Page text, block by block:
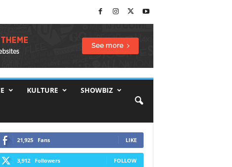
KULTURE SHOWBIZ
21,925 Fans LIKE
3,912 Followers FOLLOW